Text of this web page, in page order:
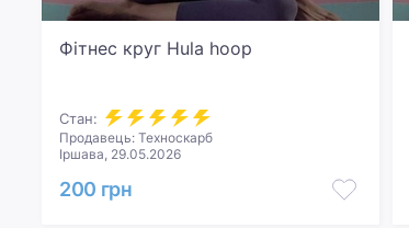
Фітнес круг Hula hoop
Стан:
Продавець: Техноскарб
Іршава, 29.05.2026
200 грн